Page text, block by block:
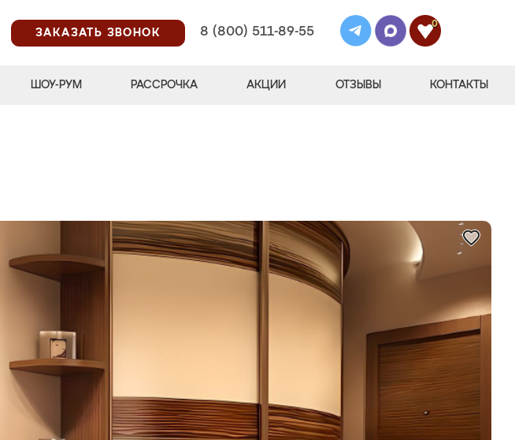
ЗАКАЗАТЬ ЗВОНОК
8 (800) 511-89-55
0
ШОУ-РУМ РАССРОЧКА АКЦИИ ОТЗЫВЫ КОНТАКТЫ